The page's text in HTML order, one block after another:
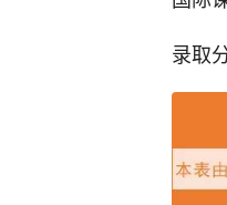
录取